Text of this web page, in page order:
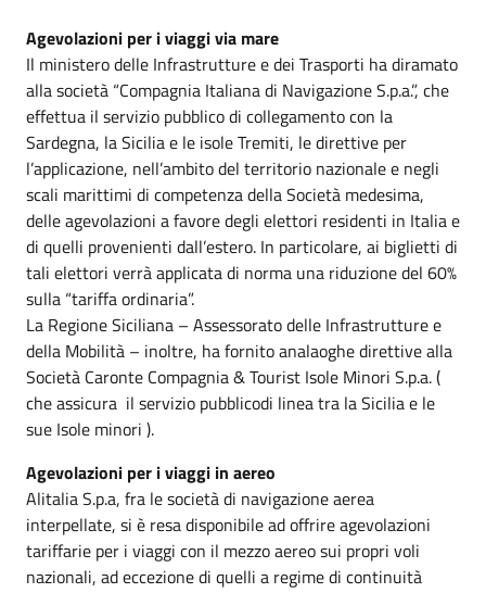
Agevolazioni per i viaggi via mare
Il ministero delle Infrastrutture e dei Trasporti ha diramato
alla società “Compagnia Italiana di Navigazione S.p.a.”, che
effettua il servizio pubblico di collegamento con la
Sardegna, la Sicilia e le isole Tremiti, le direttive per
l’applicazione, nell’ambito del territorio nazionale e negli
scali marittimi di competenza della Società medesima,
delle agevolazioni a favore degli elettori residenti in Italia e
di quelli provenienti dall’estero. In particolare, ai biglietti di
tali elettori verrà applicata di norma una riduzione del 60%
sulla “tariffa ordinaria”.
La Regione Siciliana – Assessorato delle Infrastrutture e
della Mobilità – inoltre, ha fornito analaoghe direttive alla
Società Caronte Compagnia & Tourist Isole Minori S.p.a. (
che assicura il servizio pubblicodi linea tra la Sicilia e le
sue Isole minori ).
Agevolazioni per i viaggi in aereo
Alitalia S.p.a, fra le società di navigazione aerea
interpellate, si è resa disponibile ad offrire agevolazioni
tariffarie per i viaggi con il mezzo aereo sui propri voli
nazionali, ad eccezione di quelli a regime di continuità